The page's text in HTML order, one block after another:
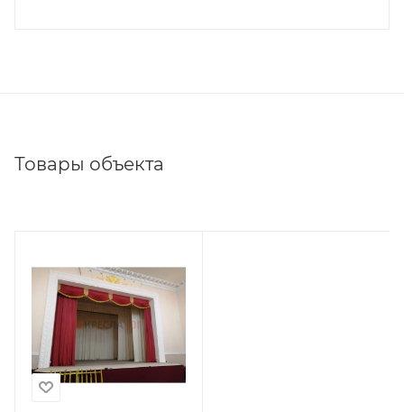
Товары объекта